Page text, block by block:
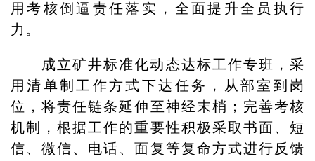
用考核倒逼责任落实，全面提升全员执行
力。
成立矿井标准化动态达标工作专班，采
用清单制工作方式下达任务，从部室到岗
位，将责任链条延伸至神经末梢；完善考核
机制，根据工作的重要性积极采取书面、短
信、微信、电话、面复等复命方式进行反馈